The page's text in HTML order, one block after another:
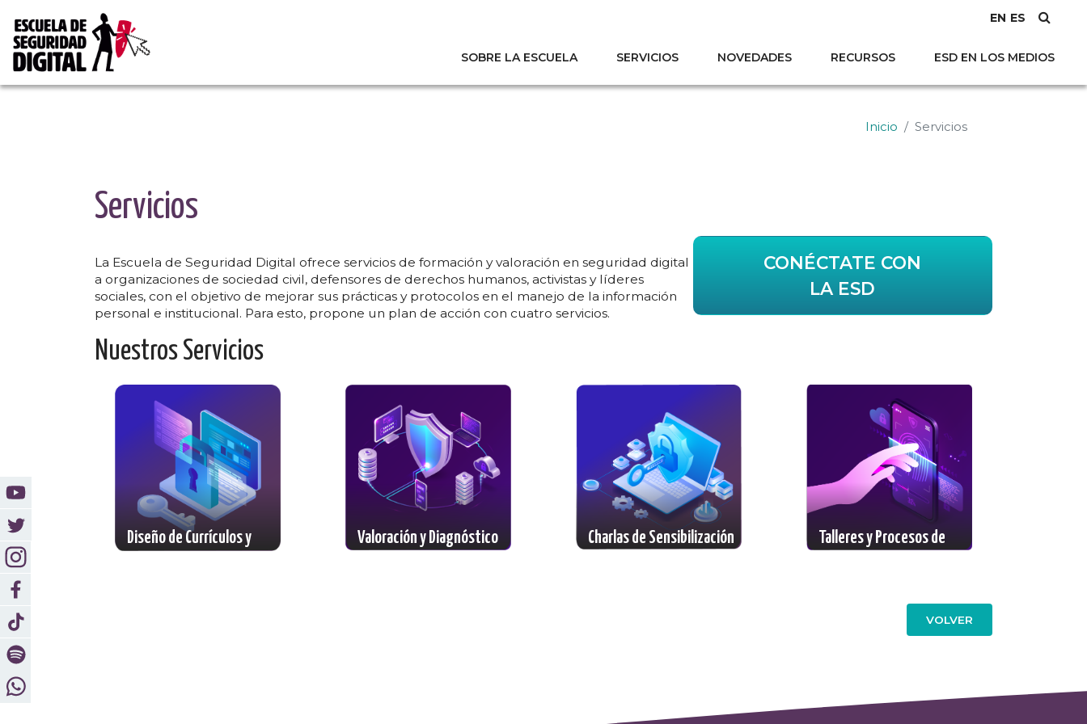
EN ES
SOBRE LA ESCUELA SERVICIOS NOVEDADES RECURSOS ESD EN LOS MEDIOS
Inicio Servicios
Servicios
La Escuela de Seguridad Digital ofrece servicios de formación y valoración en seguridad digital
a organizaciones de sociedad civil, defensores de derechos humanos, activistas y líderes
sociales, con el objetivo de mejorar sus prácticas y protocolos en el manejo de la información
personal e institucional. Para esto, propone un plan de acción con cuatro servicios.
CONÉCTATE CON
LA ESD
Nuestros Servicios
Diseño de Currículos y
Valoración y Diagnóstico
Charlas de Sensibilización
Talleres y Procesos de
VOLVER